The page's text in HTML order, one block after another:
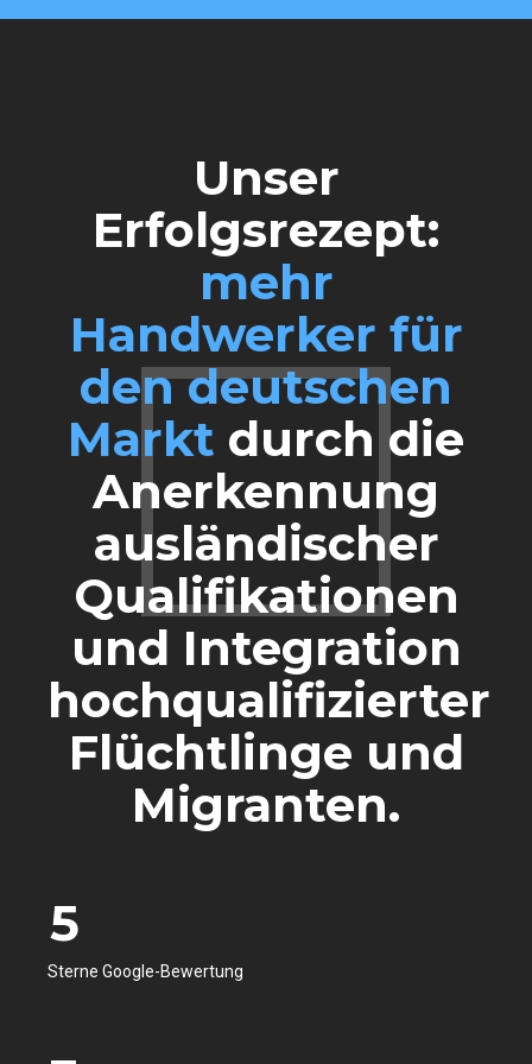
Unser
Erfolgsrezept:
mehr
Handwerker für
den deutschen
Markt durch die
Anerkennung
ausländischer
Qualifikationen
und Integration
hochqualifizierter
Flüchtlinge und
Migranten.
0
1
2
5
6
Sterne Google-Bewertung
0
1
0
1
5
0
1
2
5